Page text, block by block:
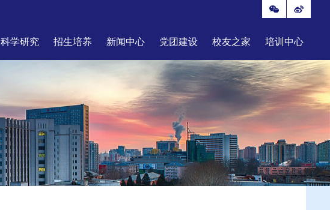
科学研究 招生培养 新闻中心 党团建设 校友之家 培训中心